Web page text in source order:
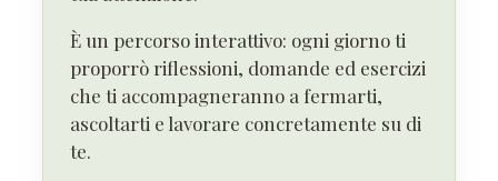
È un percorso interattivo: ogni giorno ti
proporrò riflessioni, domande ed esercizi
che ti accompagneranno a fermarti,
ascoltarti e lavorare concretamente su di
te.